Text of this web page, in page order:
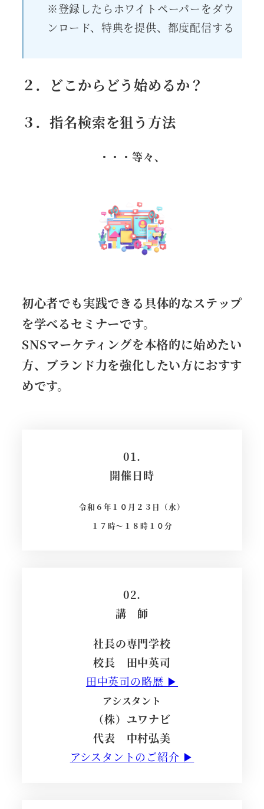
※登録したらホワイトペーパーをダウ
ンロード、特典を提供、都度配信する
２．どこからどう始めるか？
３．指名検索を狙う方法
・・・等々、
初心者でも実践できる具体的なステップ
を学べるセミナーです。
SNSマーケティングを本格的に始めたい
方、ブランド力を強化したい方におすす
めです。
01.
開催日時
令和６年１０月２３日（水）
１７時～１８時１０分
02.
講 師
社長の専門学校
校長 田中英司
田中英司の略歴 ▶
アシスタント
（株）ユワナビ
代表 中村弘美
アシスタントのご紹介 ▶